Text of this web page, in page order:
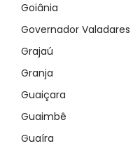
Goiânia
Governador Valadares
Grajaú
Granja
Guaiçara
Guaimbê
Guaíra